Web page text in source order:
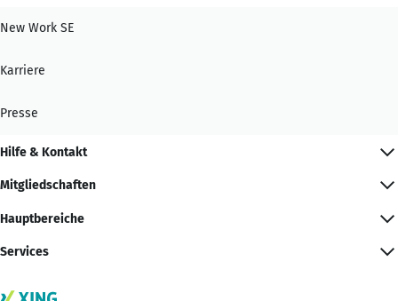
New Work SE
Karriere
Presse
Hilfe & Kontakt
Mitgliedschaften
Hauptbereiche
Services